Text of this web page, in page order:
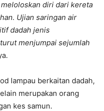
diri dari kereta
Ujian saringan air
dadah jenis
menjumpai sejumlah
lampau berkaitan dadah,
merupakan orang
kes samun.